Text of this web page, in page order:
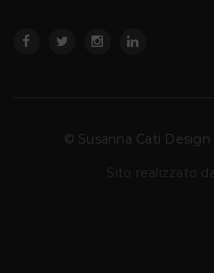
© Susanna Cati
Sito realizzato